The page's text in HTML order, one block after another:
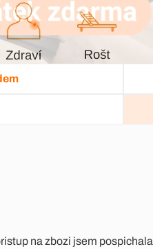
na zbozi jsem pospichala